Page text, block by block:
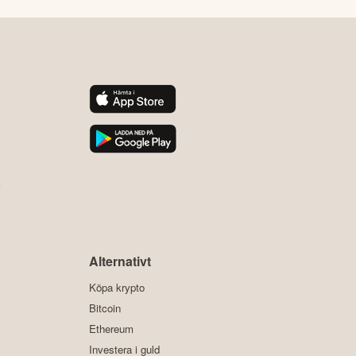
Alternativt
Köpa krypto
Bitcoin
Ethereum
Investera i guld